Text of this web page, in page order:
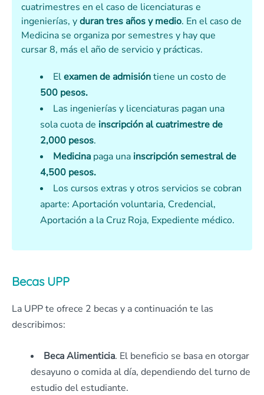
cuatrimestres en el caso de licenciaturas e
ingenierías, yduran tres años y medio. En el caso de
Medicina se organiza por semestres y hay que
cursar 8, más el año de servicio y prácticas.
Elexamen de admisióntiene un costo de
500 pesos.
Las ingenierías y licenciaturas pagan una
sola cuota de inscripción al cuatrimestre de
2,000 pesos.
Medicina paga una inscripción semestral de
4,500 pesos.
Los cursos extras y otros servicios se cobran
aparte: Aportación voluntaria, Credencial,
Aportación a la Cruz Roja, Expediente médico.
Becas UPP
La UPP te ofrece 2 becas y a continuación te las
describimos:
Beca Alimenticia. El beneficio se basa en otorgar
desayuno o comida al día, dependiendo del turno de
estudio del estudiante.